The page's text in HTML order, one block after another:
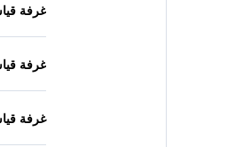
غرفة قياسية، 2
غرفة قياسية، 2
غرفة